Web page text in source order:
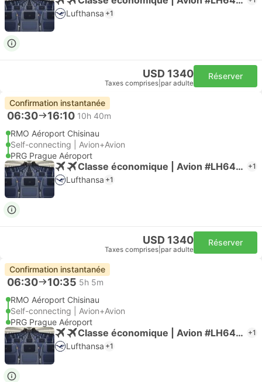
Lufthansa +1
USD 1340
Taxes comprises par adulte
Réserver
Confirmation instantanée
06:30 16:10 10h 40m
RMO Aéroport Chisinau
Self-connecting | Avion+Avion
PRG Prague Aéroport
Classe économique | Avion #LH6403 +1
Lufthansa +1
USD 1340
Taxes comprises par adulte
Réserver
Confirmation instantanée
06:30 10:35 5h 5m
RMO Aéroport Chisinau
Self-connecting | Avion+Avion
PRG Prague Aéroport
Classe économique | Avion #LH6403 +1
Lufthansa +1